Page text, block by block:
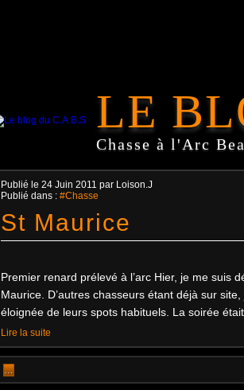
LE
Chasse à l'Arc
Publié le 24 Juin 2011 par Loison.J
Publié dans : #Chasse
St Maurice
Premier renard prélevé à l’arc Hier, je me suis
Maurice. D’autres chasseurs étant déjà sur
éloignée de leurs spots habituels. La soirée était
Lire la suite
…